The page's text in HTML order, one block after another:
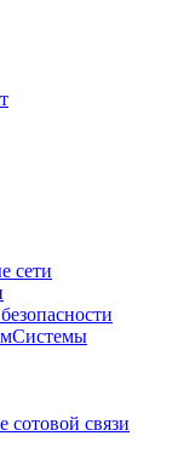
сети
Системы
сотовой связи